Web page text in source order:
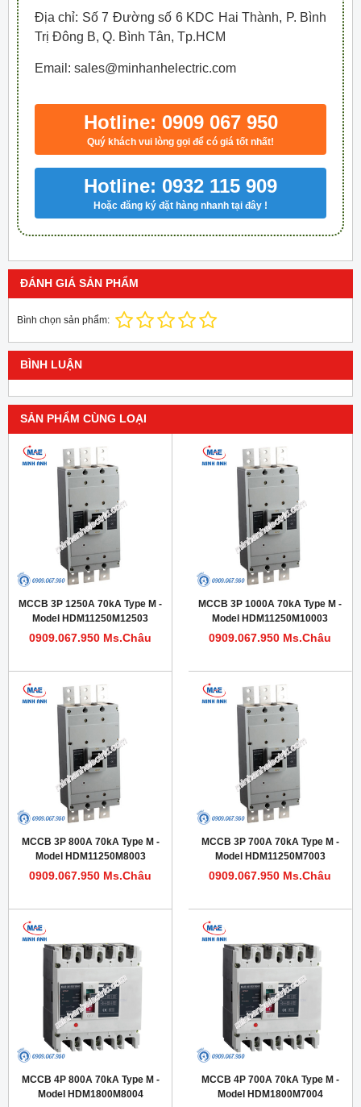
Địa chỉ: Số 7 Đường số 6 KDC Hai Thành, P. Bình
Trị Đông B, Q. Bình Tân, Tp.HCM
Email: sales@minhanhelectric.com
Hotline: 0909 067 950
Quý khách vui lòng gọi để có giá tốt nhất!
Hotline: 0932 115 909
Hoặc đăng ký đặt hàng nhanh tại đây !
ĐÁNH GIÁ SẢN PHẨM
Bình chọn sản phẩm:
BÌNH LUẬN
SẢN PHẨM CÙNG LOẠI
MCCB 3P 1250A 70kA Type M -
Model HDM11250M12503
0909.067.950 Ms.Châu
MCCB 3P 1000A 70kA Type M -
Model HDM11250M10003
0909.067.950 Ms.Châu
MCCB 3P 800A 70kA Type M -
Model HDM11250M8003
0909.067.950 Ms.Châu
MCCB 3P 700A 70kA Type M -
Model HDM11250M7003
0909.067.950 Ms.Châu
MCCB 4P 800A 70kA Type M -
Model HDM1800M8004
MCCB 4P 700A 70kA Type M -
Model HDM1800M7004